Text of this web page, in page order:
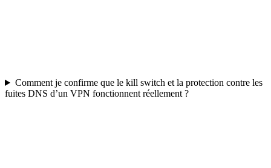
Comment je confirme que le kill switch et la protection contre les
fuites DNS d’un VPN fonctionnent réellement ?